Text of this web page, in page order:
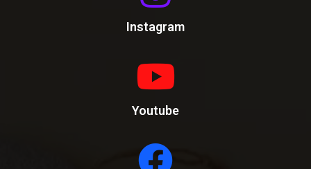
Instagram
Youtube